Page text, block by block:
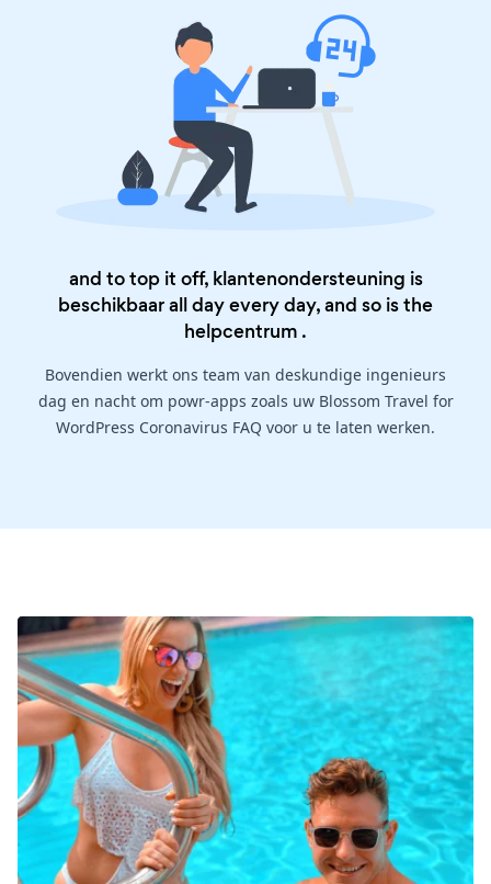
and to top it off, klantenondersteuning is
beschikbaar all day every day, and so is the
helpcentrum .
Bovendien werkt ons team van deskundige ingenieurs
dag en nacht om powr-apps zoals uw Blossom Travel for
WordPress Coronavirus FAQ voor u te laten werken.